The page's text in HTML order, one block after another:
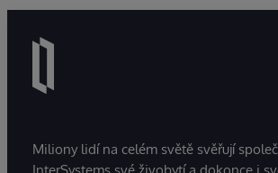
Miliony lidí na celém světě svěřují
InterSystems své živobytí a dokonce i